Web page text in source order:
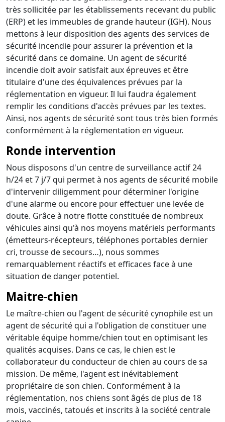
très sollicitée par les établissements recevant du public
(ERP) et les immeubles de grande hauteur (IGH). Nous
mettons à leur disposition des agents des services de
sécurité incendie pour assurer la prévention et la
sécurité dans ce domaine. Un agent de sécurité
incendie doit avoir satisfait aux épreuves et être
titulaire d'une des équivalences prévues par la
réglementation en vigueur. Il lui faudra également
remplir les conditions d'accès prévues par les textes.
Ainsi, nos agents de sécurité sont tous très bien formés
conformément à la réglementation en vigueur.
Ronde intervention
Nous disposons d'un centre de surveillance actif 24
h/24 et 7 j/7 qui permet à nos agents de sécurité mobile
d'intervenir diligemment pour déterminer l'origine
d'une alarme ou encore pour effectuer une levée de
doute. Grâce à notre flotte constituée de nombreux
véhicules ainsi qu'à nos moyens matériels performants
(émetteurs-récepteurs, téléphones portables dernier
cri, trousse de secours…), nous sommes
remarquablement réactifs et efficaces face à une
situation de danger potentiel.
Maitre-chien
Le maître-chien ou l'agent de sécurité cynophile est un
agent de sécurité qui a l'obligation de constituer une
véritable équipe homme/chien tout en optimisant les
qualités acquises. Dans ce cas, le chien est le
collaborateur du conducteur de chien au cours de sa
mission. De même, l'agent est inévitablement
propriétaire de son chien. Conformément à la
réglementation, nos chiens sont âgés de plus de 18
mois, vaccinés, tatoués et inscrits à la société centrale